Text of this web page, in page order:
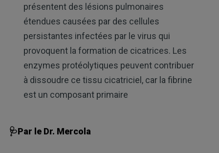
présentent des lésions pulmonaires
étendues causées par des cellules
persistantes infectées par le virus qui
provoquent la formation de cicatrices. Les
enzymes protéolytiques peuvent contribuer
à dissoudre ce tissu cicatriciel, car la fibrine
est un composant primaire
🩺Par le Dr. Mercola